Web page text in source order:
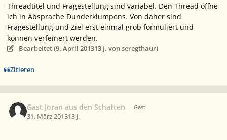
Threadtitel und Fragestellung sind variabel. Den Thread öffne
ich in Absprache Dunderklumpens. Von daher sind
Fragestellung und Ziel erst einmal grob formuliert und
können verfeinert werden.
Bearbeitet (9. April 201313 J. von seregthaur)
Zitieren
Gast Joran aus den Schatten Gast
31. März 201313 J.